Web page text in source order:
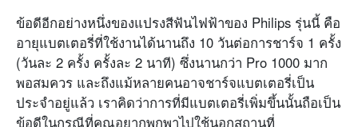
ข้อดีอีกอย่างหนึ่งของแปรงสีฟันไฟฟ้าของ Philips รุ่นนี้ คือ
อายุแบตเตอรี่ที่ใช้งานได้นานถึง 10 วันต่อการชาร์จ 1 ครั้ง
(วันละ 2 ครั้ง ครั้งละ 2 นาที) ซึ่งนานกว่า Pro 1000 มาก
พอสมควร และถึงแม้หลายคนอาจชาร์จแบตเตอรี่เป็น
ประจำอยู่แล้ว เราคิดว่าการที่มีแบตเตอรี่เพิ่มขึ้นนั้นถือเป็น
ข้อดีในกรณีที่คุณอยากพกพาไปใช้นอกสถานที่